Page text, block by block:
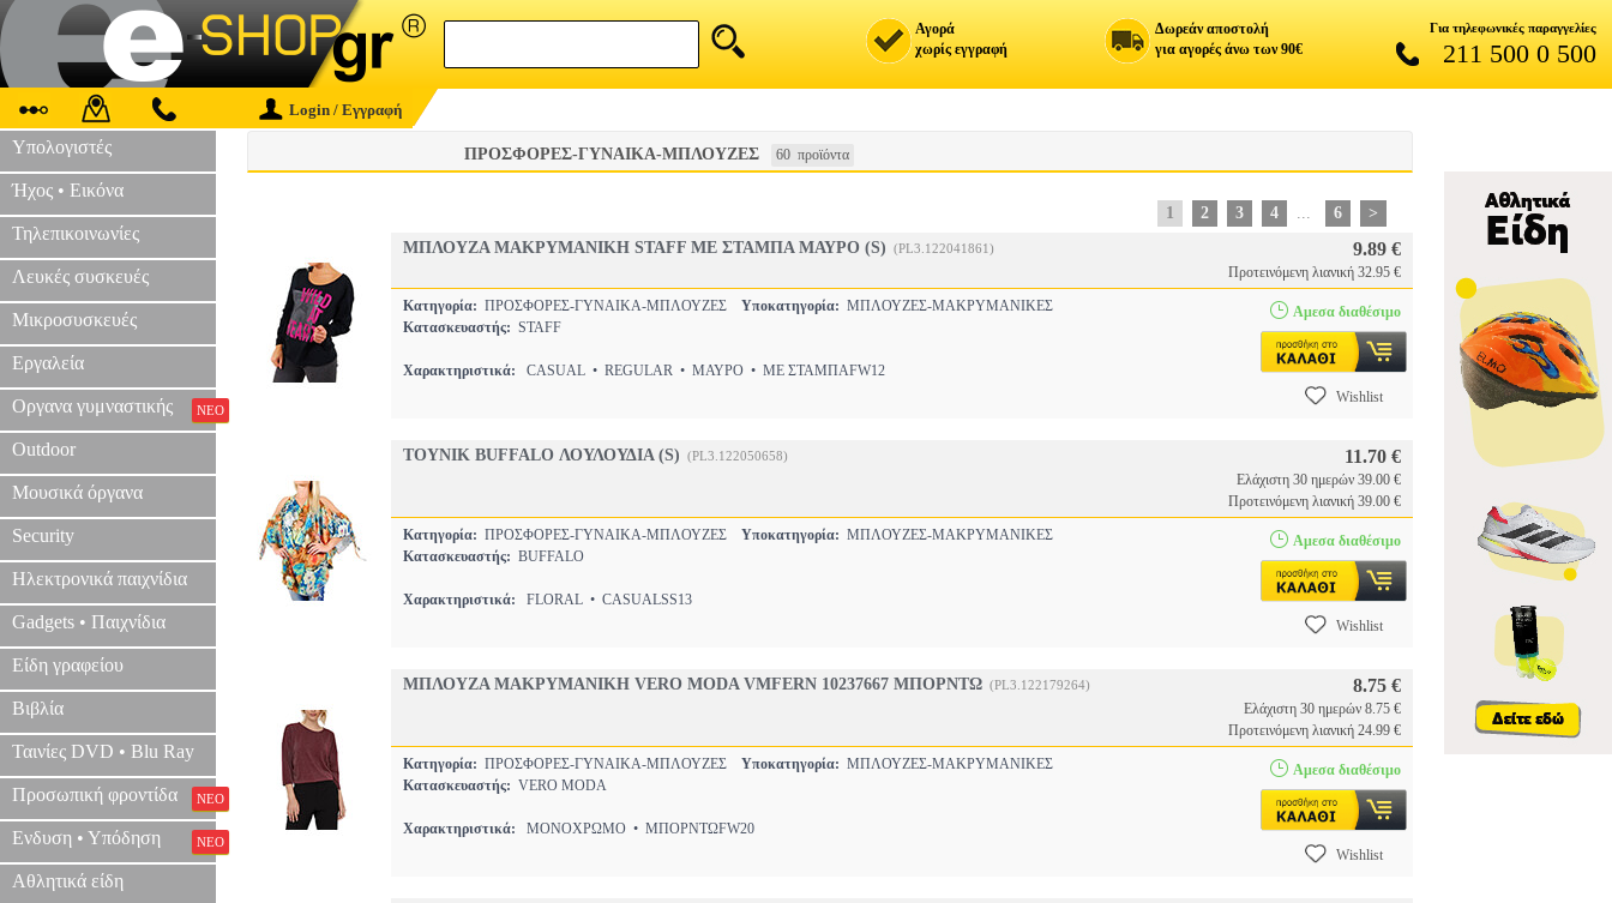
Αγορά
χωρίς εγγραφή
Δωρεάν αποστολή
για αγορές άνω των 90€
Για τηλεφωνικές παραγγελίες
211 500 0 500
Login / Εγγραφή
Υπολογιστές
Ήχος • Εικόνα
Τηλεπικοινωνίες
Λευκές συσκευές
Μικροσυσκευές
Εργαλεία
Οργανα γυμναστικής ΝΕΟ
Outdoor
Μουσικά όργανα
Security
Ηλεκτρονικά παιχνίδια
Gadgets • Παιχνίδια
Είδη γραφείου
Βιβλία
Ταινίες DVD • Blu Ray
Προσωπική φροντίδα ΝΕΟ
Ενδυση • Υπόδηση ΝΕΟ
Αθλητικά είδη
ΠΡΟΣΦΟΡΕΣ-ΓΥΝΑΙΚΑ-ΜΠΛΟΥΖΕΣ 60 προϊόντα
1 2 3 4 ... 6
>
ΜΠΛΟΥΖΑ ΜΑΚΡΥΜΑΝΙΚΗ STAFF ΜΕ ΣΤΑΜΠΑ ΜΑΥΡΟ (S) (PL3.122041861) 9.89 €
Προτεινόμενη λιανική 32.95 €
Κατηγορία: ΠΡΟΣΦΟΡΕΣ-ΓΥΝΑΙΚΑ-ΜΠΛΟΥΖΕΣ Υποκατηγορία: ΜΠΛΟΥΖΕΣ-ΜΑΚΡΥΜΑΝΙΚΕΣ
Κατασκευαστής: STAFF
Χαρακτηριστικά: CASUAL • REGULAR • ΜΑΥΡΟ • ΜΕ ΣΤΑΜΠΑFW12
Αμεσα διαθέσιμο
Wishlist
ΤΟΥΝΙΚ BUFFALO ΛΟΥΛΟΥΔΙΑ (S) (PL3.122050658) 11.70 €
Ελάχιστη 30 ημερών 39.00 €
Προτεινόμενη λιανική 39.00 €
Κατηγορία: ΠΡΟΣΦΟΡΕΣ-ΓΥΝΑΙΚΑ-ΜΠΛΟΥΖΕΣ Υποκατηγορία: ΜΠΛΟΥΖΕΣ-ΜΑΚΡΥΜΑΝΙΚΕΣ
Κατασκευαστής: BUFFALO
Χαρακτηριστικά: FLORAL • CASUALSS13
Αμεσα διαθέσιμο
Wishlist
ΜΠΛΟΥΖΑ ΜΑΚΡΥΜΑΝΙΚΗ VERO MODA VMFERN 10237667 ΜΠΟΡΝΤΩ (PL3.122179264) 8.75 €
Ελάχιστη 30 ημερών 8.75 €
Προτεινόμενη λιανική 24.99 €
Κατηγορία: ΠΡΟΣΦΟΡΕΣ-ΓΥΝΑΙΚΑ-ΜΠΛΟΥΖΕΣ Υποκατηγορία: ΜΠΛΟΥΖΕΣ-ΜΑΚΡΥΜΑΝΙΚΕΣ
Κατασκευαστής: VERO MODA
Χαρακτηριστικά: ΜΟΝΟΧΡΩΜΟ • ΜΠΟΡΝΤΩFW20
Αμεσα διαθέσιμο
Wishlist